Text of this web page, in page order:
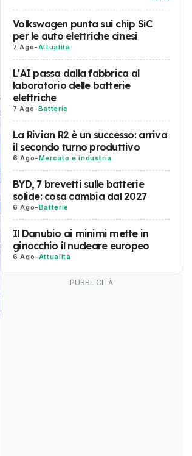
Volkswagen punta sui chip SiC
per le auto elettriche cinesi
7 Ago-Attualità
L'AI passa dalla fabbrica al
laboratorio delle batterie
elettriche
7 Ago-Batterie
La Rivian R2 è un successo: arriva
il secondo turno produttivo
6 Ago-Mercato e industria
BYD, 7 brevetti sulle batterie
solide: cosa cambia dal 2027
6 Ago-Batterie
Il Danubio ai minimi mette in
ginocchio il nucleare europeo
6 Ago-Attualità